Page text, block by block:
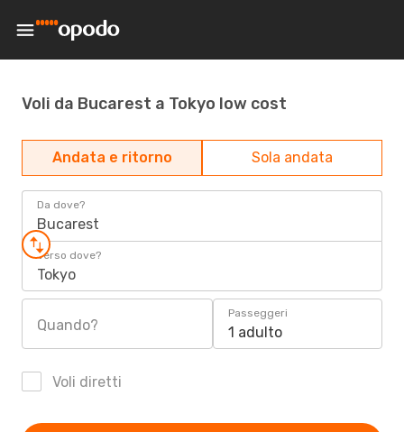
Voli da Bucarest a Tokyo low cost
Andata e ritorno Sola andata
Da dove?
Bucarest
Verso dove?
Tokyo
Quando?
Passeggeri
1 adulto
Voli diretti